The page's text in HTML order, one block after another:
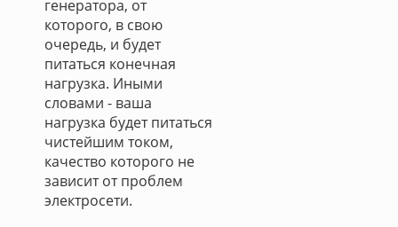
генератора, от
которого, в свою
очередь, и будет
питаться конечная
нагрузка. Иными
словами - ваша
нагрузка будет питаться
чистейшим током,
качество которого не
зависит от проблем
электросети.